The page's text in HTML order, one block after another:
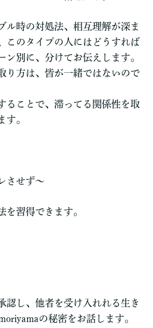
ル時の対処法、相互理解が深ま
このタイプの人にはどうすれば
別に、分けてお伝えします。
り方は、皆が一緒ではないので
ることで、滞ってる関係性を取
す。
させず～
を習得できます。
し、他者を受け入れれる生き
の秘密をお話します。